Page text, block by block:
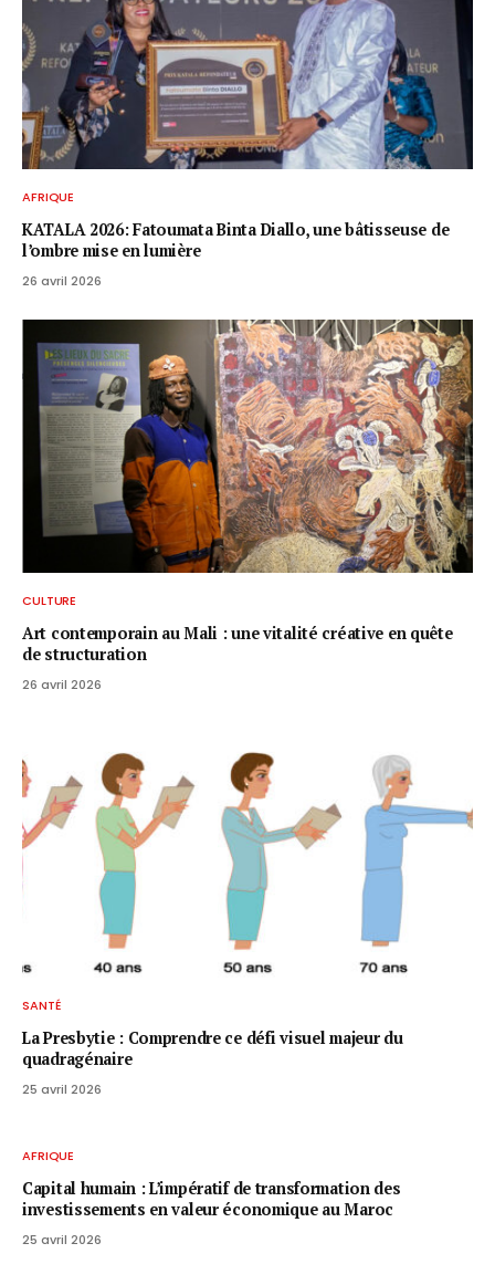
AFRIQUE
KATALA 2026: Fatoumata Binta Diallo, une bâtisseuse de
l’ombre mise en lumière
26 avril 2026
CULTURE
Art contemporain au Mali : une vitalité créative en quête
de structuration
26 avril 2026
SANTÉ
La Presbytie : Comprendre ce défi visuel majeur du
quadragénaire
25 avril 2026
AFRIQUE
Capital humain : L’impératif de transformation des
investissements en valeur économique au Maroc
25 avril 2026